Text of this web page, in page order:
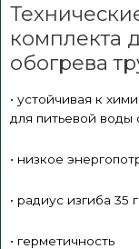
комплекта
обогрева
• устойчивая к
для питьевой воды
• низкое
• радиус изгиба 35
• герметичность